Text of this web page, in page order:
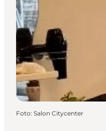
Foto: Salon Citycenter